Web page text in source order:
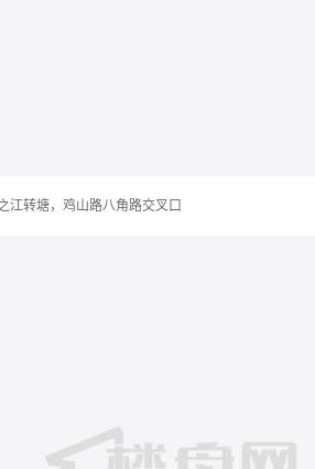
江转塘，鸡山路八角路交叉口